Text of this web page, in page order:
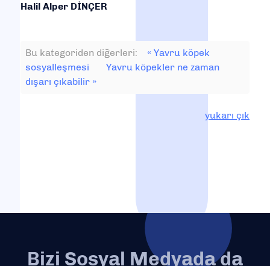
Halil Alper DİNÇER
Bu kategoriden diğerleri:
« Yavru köpek
sosyalleşmesi
Yavru köpekler ne zaman
dışarı çıkabilir »
yukarı çık
Bizi Sosyal Medyada da